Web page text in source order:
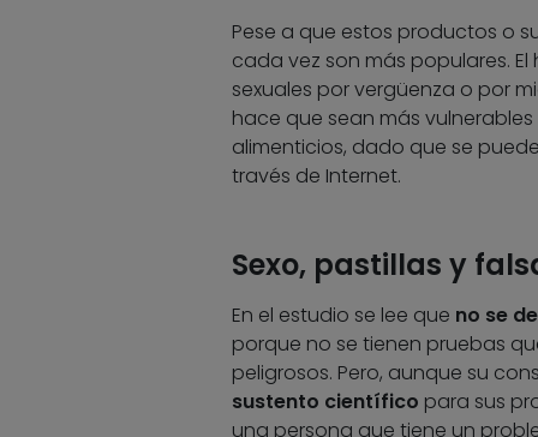
Pese a que estos productos o
cada vez son más populares.
sexuales por vergüenza o por
hace que sean más
alimenticios, dado que se
través de Internet.
Sexo, pastillas y
En el estudio se lee que no se
porque no se tienen pruebas
peligrosos. Pero, aunque su
sustento científico para sus
una persona que tiene un